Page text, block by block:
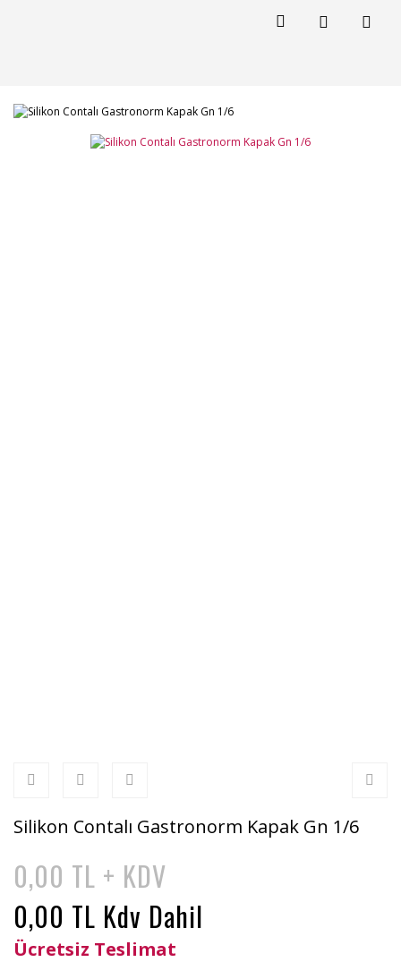
Silikon Contalı Gastronorm Kapak Gn 1/6
0,00 TL + KDV
0,00 TL Kdv Dahil
Ücretsiz Teslimat